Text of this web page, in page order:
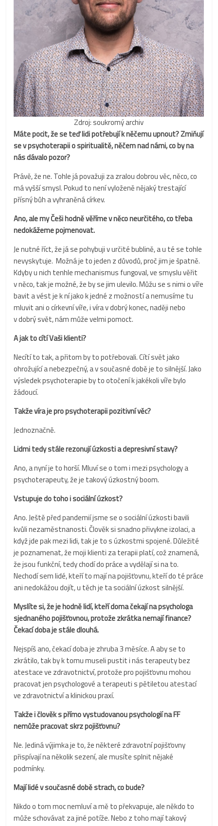
Zdroj: soukromý archiv
Máte pocit, že se teď lidi potřebují k něčemu upnout? Zmiňují
se v psychoterapii o spiritualitě, něčem nad námi, co by na
nás dávalo pozor?
Právě, že ne. Tohle já považuji za zralou dobrou věc, něco, co
má vyšší smysl. Pokud to není vyloženě nějaký trestající
přísný bůh a vyhraněná církev.
Ano, ale my Češi hodně věříme v něco neurčitého, co třeba
nedokážeme pojmenovat.
Je nutné říct, že já se pohybuji v určité bublině, a u té se tohle
nevyskytuje. Možná je to jeden z důvodů, proč jim je špatně.
Kdyby u nich tenhle mechanismus fungoval, ve smyslu věřit
v něco, tak je možné, že by se jim ulevilo. Můžu se s nimi o víře
bavit a vést je k ní jako k jedné z možností a nemusíme tu
mluvit ani o církevní víře, i víra v dobrý konec, naději nebo
v dobrý svět, nám může velmi pomoct.
A jak to cítí Vaši klienti?
Necítí to tak, a přitom by to potřebovali. Cítí svět jako
ohrožující a nebezpečný, a v současné době je to silnější. Jako
výsledek psychoterapie by to otočení k jakékoli víře bylo
žádoucí.
Takže víra je pro psychoterapii pozitivní věc?
Jednoznačně.
Lidmi tedy stále rezonují úzkosti a depresivní stavy?
Ano, a nyní je to horší. Mluví se o tom i mezi psychology a
psychoterapeuty, že je takový úzkostný boom.
Vstupuje do toho i sociální úzkost?
Ano. Ještě před pandemií jsme se o sociální úzkosti bavili
kvůli nezaměstnanosti. Člověk si snadno přivykne izolaci, a
když jde pak mezi lidi, tak je to s úzkostmi spojené. Důležité
je poznamenat, že moji klienti za terapii platí, což znamená,
že jsou funkční, tedy chodí do práce a vydělají si na to.
Nechodí sem lidé, kteří to mají na pojišťovnu, kteří do té práce
ani nedokážou dojít, u těch je ta sociální úzkost silnější.
Myslíte si, že je hodně lidí, kteří doma čekají na psychologa
sjednaného pojišťovnou, protože zkrátka nemají finance?
Čekací doba je stále dlouhá.
Nejspíš ano, čekací doba je zhruba 3 měsíce. A aby se to
zkrátilo, tak by k tomu museli pustit i nás terapeuty bez
atestace ve zdravotnictví, protože pro pojišťovnu mohou
pracovat jen psychologové a terapeuti s pětiletou atestací
ve zdravotnictví a klinickou praxí.
Takže i člověk s přímo vystudovanou psychologií na FF
nemůže pracovat skrz pojišťovnu?
Ne. Jediná výjimka je to, že některé zdravotní pojišťovny
přispívají na několik sezení, ale musíte splnit nějaké
podmínky.
Mají lidé v současné době strach, co bude?
Nikdo o tom moc nemluví a mě to překvapuje, ale někdo to
může schovávat za jiné potíže. Nebo z toho mají takový